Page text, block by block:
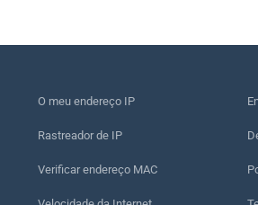
O meu endereço IP
Rastreador de IP
Verificar endereço MAC